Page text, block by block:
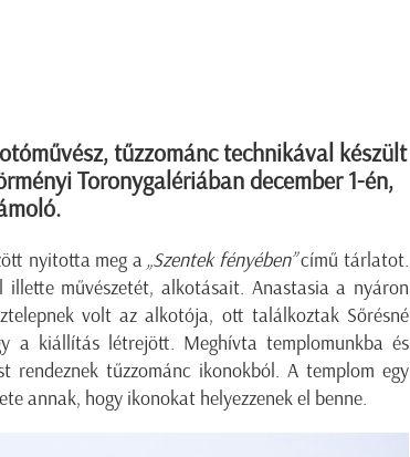
tűzzománc technikával készült
Toronygalériában december 1-én,
nyitotta meg a „Szentek fényében”című tárlatot.
illette művészetét, alkotásait. Anastasia a nyáron
volt az alkotója, ott találkoztak Sőrésné
a kiállítás létrejött. Meghívta templomunkba és
rendeznek tűzzománc ikonokból. A templom egy
annak, hogy ikonokat helyezzenek el benne.